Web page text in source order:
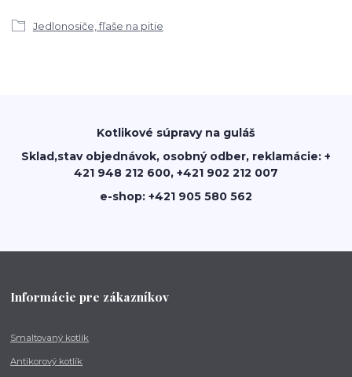
Jedlonosiče, fľaše na pitie
Kotlikové súpravy na guláš
Sklad,stav objednávok, osobný odber, reklamácie: +
421 948 212 600, +421 902 212 007
e-shop: +421 905 580 562
Informácie pre zákazníkov
Smaltovaný kotlík
Antikorový kotlík